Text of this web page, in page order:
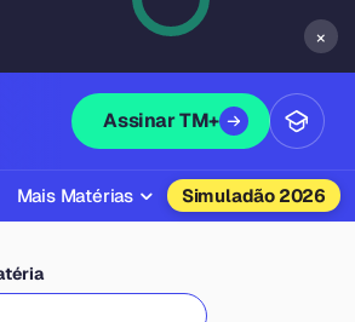
×
Assinar TM+
Mais Matérias Simuladão 2026